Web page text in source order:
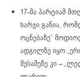
17-მა პარტიამ
ხარჯი გაწია,
ოცნებაზე”
ადგილზე იყო
მესამეზე კი –